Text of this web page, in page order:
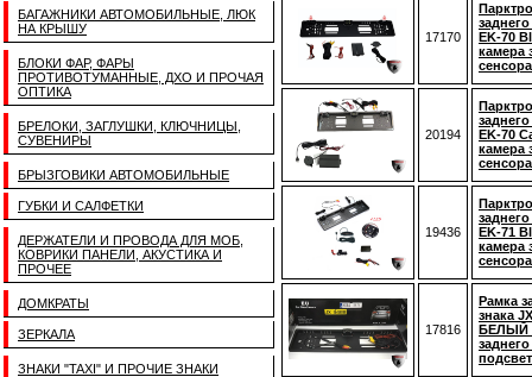
БАГАЖНИКИ АВТОМОБИЛЬНЫЕ, ЛЮК
НА КРЫШУ
БЛОКИ ФАР, ФАРЫ
ПРОТИВОТУМАННЫЕ, ДХО И ПРОЧАЯ
ОПТИКА
БРЕЛОКИ, ЗАГЛУШКИ, КЛЮЧНИЦЫ,
СУВЕНИРЫ
БРЫЗГОВИКИ АВТОМОБИЛЬНЫЕ
ГУБКИ И САЛФЕТКИ
ДЕРЖАТЕЛИ И ПРОВОДА ДЛЯ МОБ,
КОВРИКИ ПАНЕЛИ, АКУСТИКА И
ПРОЧЕЕ
ДОМКРАТЫ
ЗЕРКАЛА
ЗНАКИ "TAXI" И ПРОЧИЕ ЗНАКИ
17170
EK-70
камера
20194
EK-70
камера
сенсора
19436
EK-71
камера
17816
Рамка
знака
БЕЛЫЙ